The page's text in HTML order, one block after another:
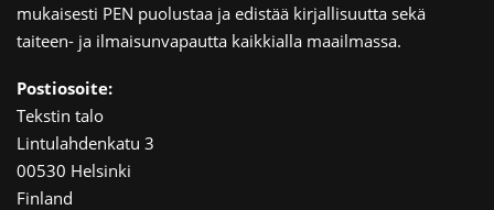
mukaisesti PEN puolustaa ja edistää kirjallisuutta sekä
taiteen- ja ilmaisunvapautta kaikkialla maailmassa.
Postiosoite:
Tekstin talo
Lintulahdenkatu 3
00530 Helsinki
Finland